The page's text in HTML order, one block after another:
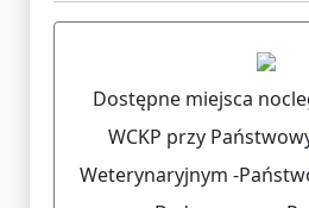
Dostępne miejsca
WCKP przy
Weterynaryjnym -